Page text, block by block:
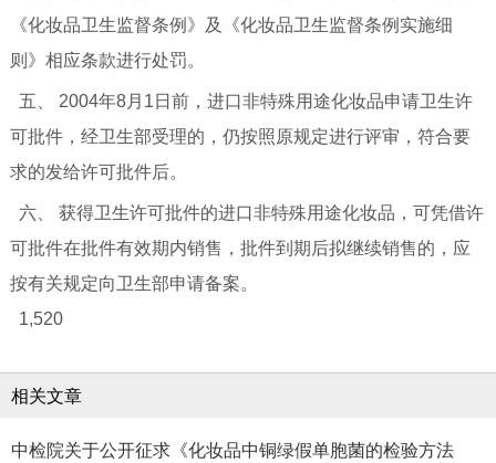
《化妆品卫生监督条例》及《化妆品卫生监督条例实施细
则》相应条款进行处罚。
五、 2004年8月1日前，进口非特殊用途化妆品申请卫生许
可批件，经卫生部受理的，仍按照原规定进行评审，符合要
求的发给许可批件后。
六、 获得卫生许可批件的进口非特殊用途化妆品，可凭借许
可批件在批件有效期内销售，批件到期后拟继续销售的，应
按有关规定向卫生部申请备案。
1,520
相关文章
中检院关于公开征求《化妆品中铜绿假单胞菌的检验方法